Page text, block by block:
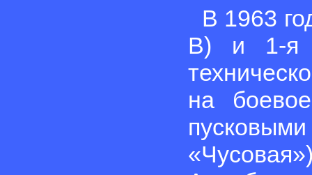
В 1963
В) и 1-я
на